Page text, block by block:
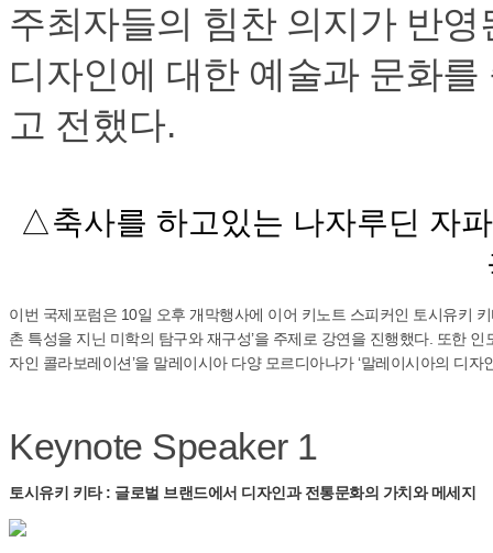
주최자들의 힘찬 의지가 반
디자인에 대한 예술과 문화
고 전했다.
△축사를 하고있는 나자루딘 자
이번 국제포럼은 10일 오후 개막행사에 이어 키노트 스피커인 토시유키
촌 특성을 지닌 미학의 탐구와 재구성’을 주제로 강연을 진행했다. 또한
자인 콜라보레이션’을 말레이시아 다양 모르디아나가 ‘말레이시아의 디
Keynote Speaker 1
토시유키 키타 : 글로벌 브랜드에서 디자인과 전통문화의 가치와 메세지